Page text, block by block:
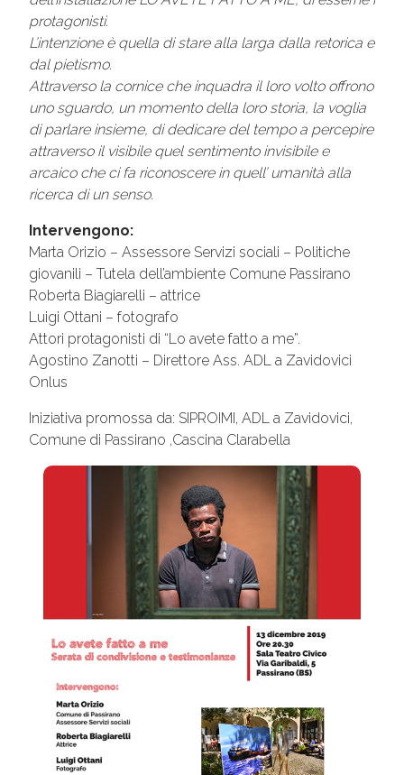
protagonisti.
L’intenzione è quella di stare alla larga dalla retorica e
dal pietismo.
Attraverso la cornice che inquadra il loro volto offrono
uno sguardo, un momento della loro storia, la voglia
di parlare insieme, di dedicare del tempo a percepire
attraverso il visibile quel sentimento invisibile e
arcaico che ci fa riconoscere in quell’ umanità alla
ricerca di un senso.
Intervengono:
Marta Orizio – Assessore Servizi sociali – Politiche
giovanili – Tutela dell’ambiente Comune Passirano
Roberta Biagiarelli – attrice
Luigi Ottani – fotografo
Attori protagonisti di “Lo avete fatto a me”.
Agostino Zanotti – Direttore Ass. ADL a Zavidovici
Onlus
Iniziativa promossa da: SIPROIMI, ADL a Zavidovici,
Comune di Passirano ,Cascina Clarabella